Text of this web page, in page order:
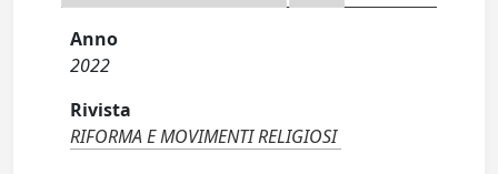
Anno
2022
Rivista
RIFORMA E MOVIMENTI RELIGIOSI